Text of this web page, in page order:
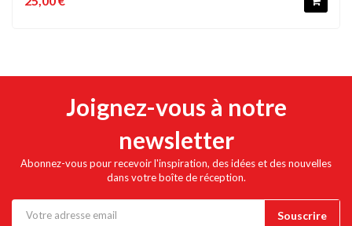
Joignez-vous à notre
newsletter
Abonnez-vous pour recevoir l'inspiration, des idées et des nouvelles
dans votre boîte de réception.